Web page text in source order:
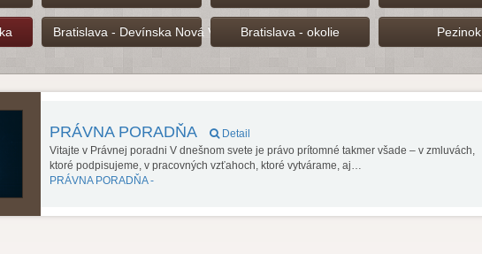
Bratislava - Devínska Nová Ves Bratislava - okolie Pezinok
PRÁVNA PORADŇA
Detail
Vitajte v Právnej poradni V dnešnom svete je právo prítomné takmer všade – v zmluvách,
ktoré podpisujeme, v pracovných vzťahoch, ktoré vytvárame, aj…
PRÁVNA PORADŇA -